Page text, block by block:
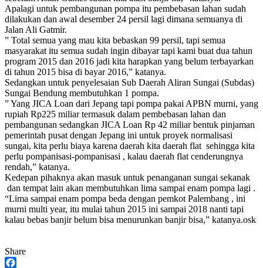
Apalagi untuk pembangunan pompa itu pembebasan lahan sudah
dilakukan dan awal desember 24 persil lagi dimana semuanya di
Jalan Ali Gatmir.
” Total semua yang mau kita bebaskan 99 persil, tapi semua
masyarakat itu semua sudah ingin dibayar tapi kami buat dua tahun
program 2015 dan 2016 jadi kita harapkan yang belum terbayarkan
di tahun 2015 bisa di bayar 2016,” katanya.
Sedangkan untuk penyelesaian Sub Daerah Aliran Sungai (Subdas)
Sungai Bendung membutuhkan 1 pompa.
” Yang JICA Loan dari Jepang tapi pompa pakai APBN murni, yang
rupiah Rp225 miliar termasuk dalam pembebasan lahan dan
pembangunan sedangkan JICA Loan Rp 42 miliar bentuk pinjaman
pemerintah pusat dengan Jepang ini untuk proyek normalisasi
sungai, kita perlu biaya karena daerah kita daerah flat sehingga kita
perlu pompanisasi-pompanisasi , kalau daerah flat cenderungnya
rendah,” katanya.
Kedepan pihaknya akan masuk untuk penanganan sungai sekanak
dan tempat lain akan membutuhkan lima sampai enam pompa lagi .
“Lima sampai enam pompa beda dengan pemkot Palembang , ini
murni multi year, itu mulai tahun 2015 ini sampai 2018 nanti tapi
kalau bebas banjir belum bisa menurunkan banjir bisa,” katanya.osk
Share